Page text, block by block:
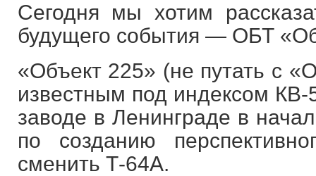
Сегодня мы хотим
будущего события — ОБТ
«Объект 225» (не путать с
известным под индексом
заводе в Ленинграде в
по созданию
сменить Т-64А.